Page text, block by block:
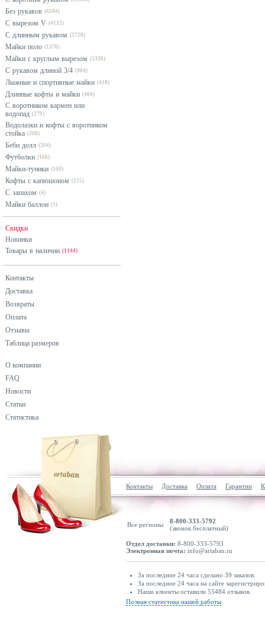
Без рукавов (6594)
С вырезом V (4133)
С длинным рукавом (3728)
Майки поло (1376)
Майки с круглым вырезом (1330)
С рукавом длиной 3/4 (984)
Лыжные и спортивные майки (418)
Длинные кофты и майки (404)
С воротником кармен или
водопад (279)
Водолазки и кофты с воротником
стойка (208)
Беби долл (204)
Футболки (166)
Майки-туники (160)
Кофты с капюшоном (125)
С запахом (4)
Майки баллон (1)
Скидки
Новинки
Товары в наличии (1144)
Контакты
Доставка
Возвраты
Оплата
Отзывы
Таблица размеров
О компании
FAQ
Новости
Статьи
Статистика
Контакты Доставка Оплата Гарантии
Все регионы
8-800-333-5792
(звонок бесплатный)
Отдел доставки: 8-800-333-5793
Электронная почта: info@artaban.ru
За последние 24 часа сделано 39 заказов.
За последние 24 часа на сайте
Наши клиенты оставили 55484 отзывов.
Полная статистика нашей работы